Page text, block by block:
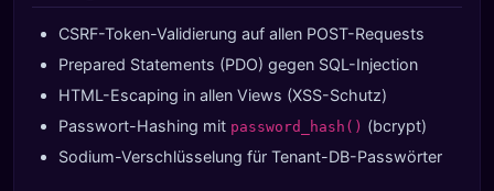
CSRF-Token-Validierung auf allen POST-Requests
Prepared Statements (PDO) gegen SQL-Injection
HTML-Escaping in allen Views (XSS-Schutz)
Passwort-Hashing mit password_hash() (bcrypt)
Sodium-Verschlüsselung für Tenant-DB-Passwörter